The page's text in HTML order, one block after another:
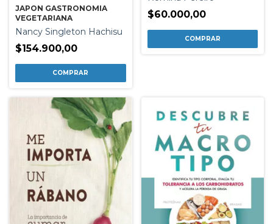
JAPON GASTRONOMIA
VEGETARIANA
Nancy Singleton Hachisu
$154.900,00
$60.000,00